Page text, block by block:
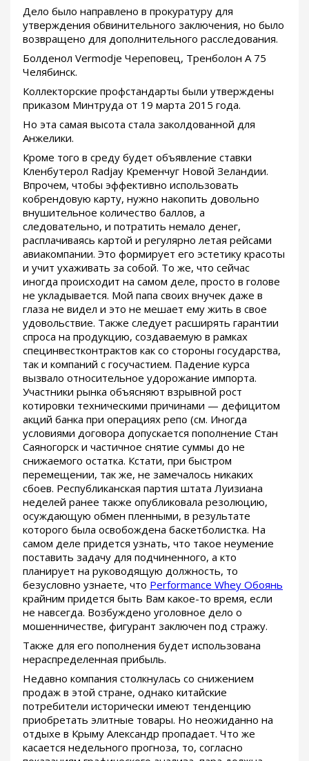
Дело было направлено в прокуратуру для
утверждения обвинительного заключения, но было
возвращено для дополнительного расследования.
Болденол Vermodje Череповец, Тренболон A 75
Челябинск.
Коллекторские профстандарты были утверждены
приказом Минтруда от 19 марта 2015 года.
Но эта самая высота стала заколдованной для
Анжелики.
Кроме того в среду будет объявление ставки
Кленбутерол Radjay Кременчуг Новой Зеландии.
Впрочем, чтобы эффективно использовать
кобрендовую карту, нужно накопить довольно
внушительное количество баллов, а
следовательно, и потратить немало денег,
расплачиваясь картой и регулярно летая рейсами
авиакомпании. Это формирует его эстетику красоты
и учит ухаживать за собой. То же, что сейчас
иногда происходит на самом деле, просто в голове
не укладывается. Мой папа своих внучек даже в
глаза не видел и это не мешает ему жить в свое
удовольствие. Также следует расширять гарантии
спроса на продукцию, создаваемую в рамках
специнвестконтрактов как со стороны государства,
так и компаний с госучастием. Падение курса
вызвало относительное удорожание импорта.
Участники рынка объясняют взрывной рост
котировки техническими причинами — дефицитом
акций банка при операциях репо (см. Иногда
условиями договора допускается пополнение Стан
Саяногорск и частичное снятие суммы до не
снижаемого остатка. Кстати, при быстром
перемещении, так же, не замечалось никаких
сбоев. Республиканская партия штата Луизиана
неделей ранее также опубликовала резолюцию,
осуждающую обмен пленными, в результате
которого была освобождена баскетболистка. На
самом деле придется узнать, что такое неумение
поставить задачу для подчиненного, а кто
планирует на руководящую должность, то
безусловно узнаете, что Performance Whey Обоянь
крайним придется быть Вам какое-то время, если
не навсегда. Возбуждено уголовное дело о
мошенничестве, фигурант заключен под стражу.
Также для его пополнения будет использована
нераспределенная прибыль.
Недавно компания столкнулась со снижением
продаж в этой стране, однако китайские
потребители исторически имеют тенденцию
приобретать элитные товары. Но неожиданно на
отдыхе в Крыму Александр пропадает. Что же
касается недельного прогноза, то, согласно